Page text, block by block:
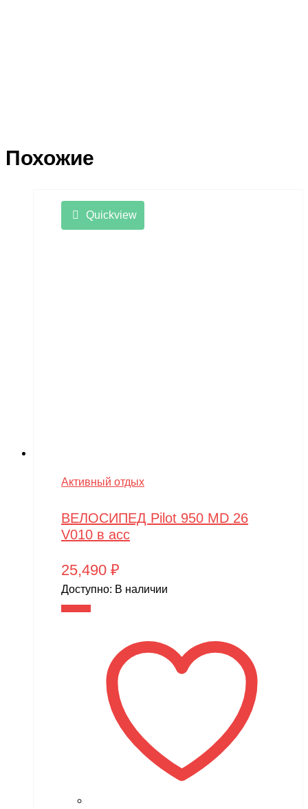
Похожие
Quickview
Активный отдых
ВЕЛОСИПЕД Pilot 950 MD 26
V010 в асс
25,490 ₽
Доступно: В наличии